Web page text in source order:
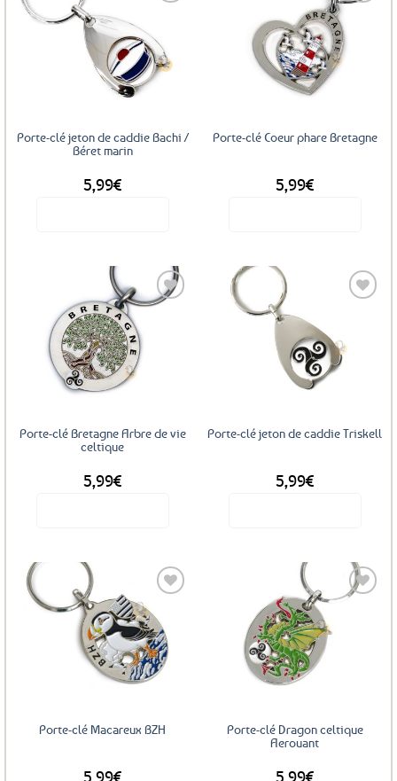
Ajouter
aux
favoris
Porte-clé jeton de caddie Bachi /
Béret marin
5,99€
Ajouter
favoris
Porte-clé Coeur phare Bretagne
5,99€
Porte-clé Bretagne Arbre de vie
celtique
5,99€
Ajouter
favoris
Porte-clé jeton de caddie Triskell
5,99€
Ajouter
aux
favoris
Porte-clé Macareux BZH
5,99€
Porte-clé Dragon celtique
Aerouant
5,99€